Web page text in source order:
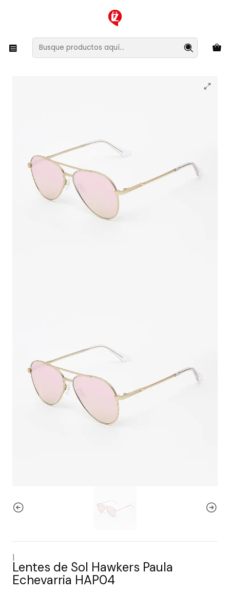
XMAS SALE ¡Compra antes de que la oferta termine!
Lentes y Accesorios Lentes de Sol
Lentes de Sol Hawkers Paula Echevarria HAP04
|
Lentes de Sol Hawkers Paula
Echevarria HAP04